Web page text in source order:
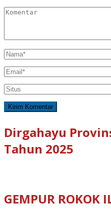
Dirgahayu
Tahun 2025
GEMPUR ROKOK